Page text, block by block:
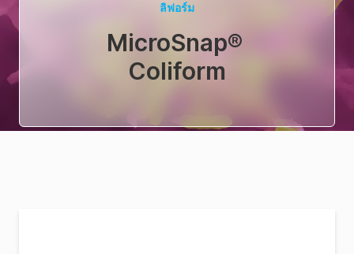
ลิฟอร์ม
MicroSnap®
Coliform